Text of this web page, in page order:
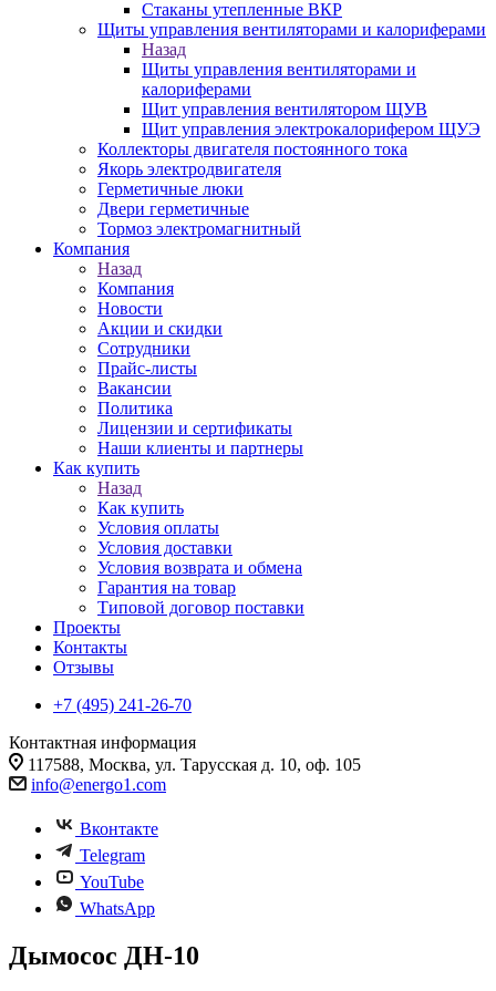
Стаканы утепленные ВКР
Щиты управления вентиляторами и калориферами
Назад
Щиты управления вентиляторами и
калориферами
Щит управления вентилятором ЩУВ
Щит управления электрокалорифером ЩУЭ
Коллекторы двигателя постоянного тока
Якорь электродвигателя
Герметичные люки
Двери герметичные
Тормоз электромагнитный
Компания
Назад
Компания
Новости
Акции и скидки
Сотрудники
Прайс-листы
Вакансии
Политика
Лицензии и сертификаты
Наши клиенты и партнеры
Как купить
Назад
Как купить
Условия оплаты
Условия доставки
Условия возврата и обмена
Гарантия на товар
Типовой договор поставки
Проекты
Контакты
Отзывы
+7 (495) 241-26-70
Контактная информация
117588, Москва, ул. Тарусская д. 10, оф. 105
info@energo1.com
Вконтакте
Telegram
YouTube
WhatsApp
Дымосос ДН-10